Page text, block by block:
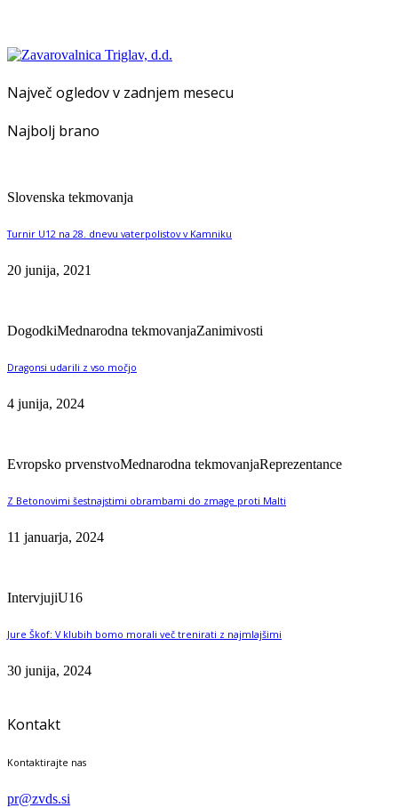
Največ ogledov v zadnjem mesecu
Najbolj brano
Slovenska tekmovanja
Turnir U12 na 28. dnevu vaterpolistov v Kamniku
20 junija, 2021
DogodkiMednarodna tekmovanjaZanimivosti
Dragonsi udarili z vso močjo
4 junija, 2024
Evropsko prvenstvoMednarodna tekmovanjaReprezentance
Z Betonovimi šestnajstimi obrambami do zmage proti Malti
11 januarja, 2024
IntervjujiU16
Jure Škof: V klubih bomo morali več trenirati z najmlajšimi
30 junija, 2024
Kontakt
Kontaktirajte nas
pr@zvds.si